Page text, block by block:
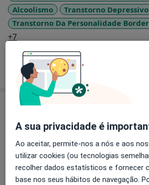
Alcoolismo
Transtorno
Transtorno Da Personalidade
+7a11y_sr_more_diseases
Mostrar mais
Serviços e preços
Primeira consulta Psicologia
Avaliação Psicológica
Detalhes
A sua privacidade é
Ao aceitar, permite-nos a nós e aos
utilizar cookies (ou tecnologias
recolher dados estatísticos e fornecer
base nos seus hábitos de navegação.